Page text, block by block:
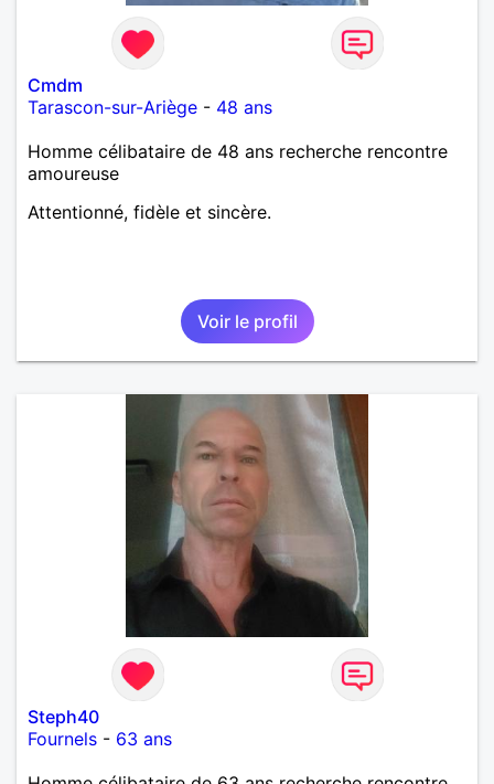
Cmdm
Tarascon-sur-Ariège - 48 ans
Homme célibataire de 48 ans recherche rencontre
amoureuse
Attentionné, fidèle et sincère.
Voir le profil
Steph40
Fournels - 63 ans